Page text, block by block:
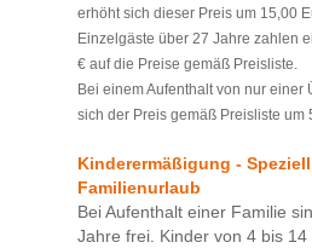
erhöht sich dieser Preis um 15,00
Einzelgäste über 27 Jahre zahlen
€ auf die Preise gemäß Preisliste.
Bei einem Aufenthalt von nur einer
sich der Preis gemäß Preisliste um
Kinderermäßigung -
Familienurlaub
Bei Aufenthalt einer Familie
Jahre frei. Kinder von 4 bis